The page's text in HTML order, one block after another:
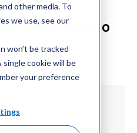
other media. To
we use, see our
won’t be tracked
cookie will be
your preference
mejor crear o